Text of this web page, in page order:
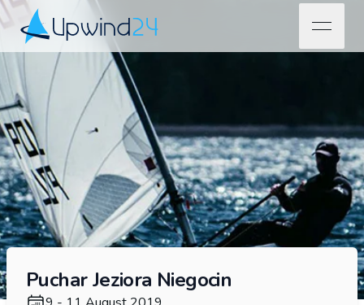
Upwind24
open
Puchar Jeziora Niegocin